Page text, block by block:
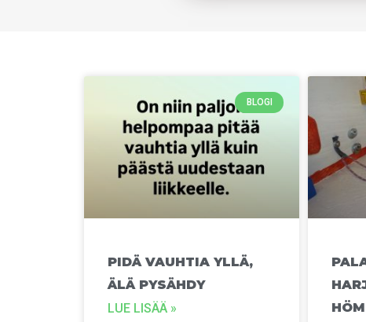
BLOGI
PIDÄ VAUHTIA YLLÄ,
ÄLÄ PYSÄHDY
LUE LISÄÄ »